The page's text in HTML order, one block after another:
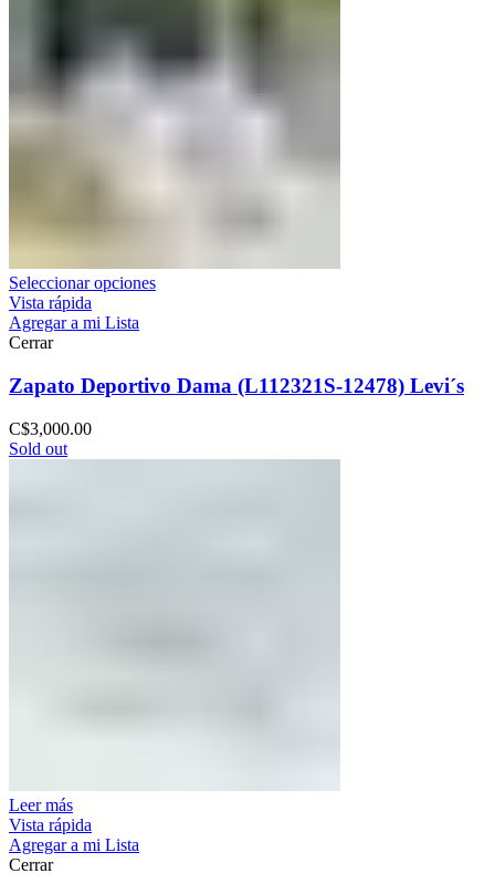
Seleccionar opciones
Vista rápida
Agregar a mi Lista
Cerrar
Zapato Deportivo Dama (L112321S-12478) Levi´s
C$3,000.00
Sold out
Leer más
Vista rápida
Agregar a mi Lista
Cerrar